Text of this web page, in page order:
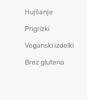
Hujšanje
Prigrizki
Veganski izdelki
Brez glutena